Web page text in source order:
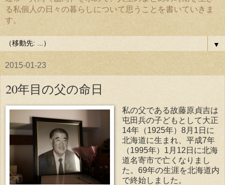
る私個人の日々の暮らしについて思うことを書いていきま
す。
▼
2015-01-23
20年目の父の命日
私の父である故藤原貞吉は
屯田兵の子どもとして大正
14年（1925年）8月1日に
北海道に生まれ、平成7年
（1995年）1月12日に北海
道名寄市で亡くなりまし
た。69年の生涯を北海道内
で終始しました。